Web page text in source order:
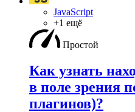
JavaScript
+1 ещё
Простой
Как узнать
в поле зрения
плагинов)?